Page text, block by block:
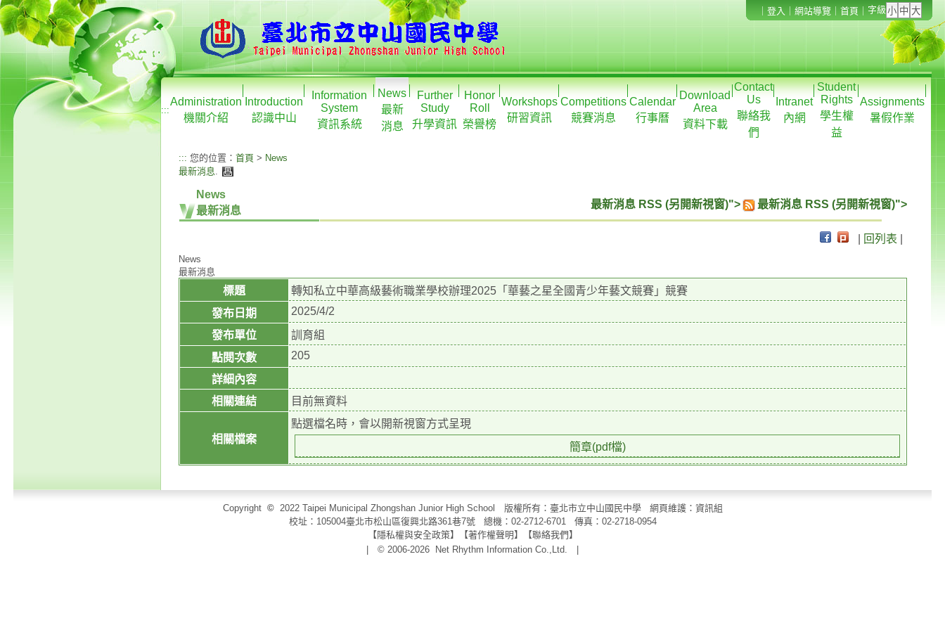
登入 網站導覽 首頁 字級
:::
Administration
機關介紹
Introduction
認識中山
Information
System
資訊系統
News
最新
消息
Further
Study
升學資訊
Honor
Roll
榮譽榜
Workshops
研習資訊
Competitions
競賽消息
Calendar
行事曆
Download
Area
資料下載
Contact
Us
聯絡我
們
Intranet
內網
Student
Rights
學生權
益
Assignments
暑假作業
::: 您的位置： 首頁 > News
最新消息.
News
最新消息
最新消息 RSS (另開新視窗)"> 最新消息 RSS (另開新視窗)">
回列表
News
最新消息
標題
轉知私立中華高級藝術職業學校辦理2025「華藝之星全國青少年藝文競賽」競賽
發布日期
2025/4/2
發布單位
訓育組
點閱次數
205
詳細內容
相關連結
目前無資料
相關檔案
點選檔名時，會以開新視窗方式呈現
簡章(pdf檔)
Copyright © 2022 Taipei Municipal Zhongshan Junior High School 版權所有：臺北市立中山國民中學 網頁維護：資訊組
校址：105004臺北市松山區復興北路361巷7號 總機：02-2712-6701 傳真： 02-2718-0954
【隱私權與安全政策】【著作權聲明 】 【聯絡我們 】
| © 2006-2026
Net Rhythm Information Co.,Ltd.